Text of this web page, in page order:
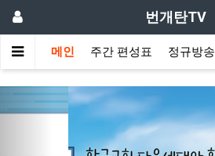
번개탄TV
메인 주간 편성표 정규방송
Previous